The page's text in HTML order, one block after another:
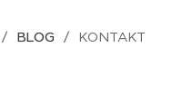
BLOG KONTAKT